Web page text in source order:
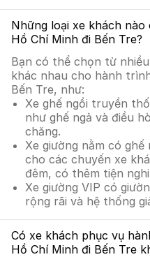
Những loại xe khách
Hồ Chí Minh đi Bến Tre?
Bạn có thể chọn từ
khác nhau cho hành
Bến Tre, như:
Xe ghế ngồi truyền
như ghế ngả và điều
chăng.
Xe giường nằm có
cho các chuyến xe
đêm, có thêm tiện
Xe giường VIP có
rộng rãi và hệ thống
Có xe khách phục vụ
Hồ Chí Minh đi Bến Tre